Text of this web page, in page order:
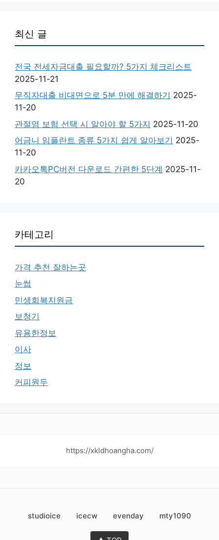
최신 글
전국 전세자금대출 필요할까? 5가지 체크리스트
2025-11-21
무직자대출 비대면으로 5분 만에 해결하기 2025-
11-20
관절염 보험 선택 시 알아야 할 5가지 2025-11-20
어금니 임플란트 종류 5가지 쉽게 알아보기 2025-
11-20
카카오톡PC버전 다운로드 간편한 5단계 2025-11-
20
카테고리
가격 추천 잘하는곳
눈썹
민생회복지원금
보청기
유용한정보
이사
정보
커피원두
https://xkldhoangha.com/
studioice icecw evenday mty1090